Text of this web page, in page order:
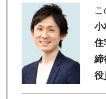
小
住
締
役